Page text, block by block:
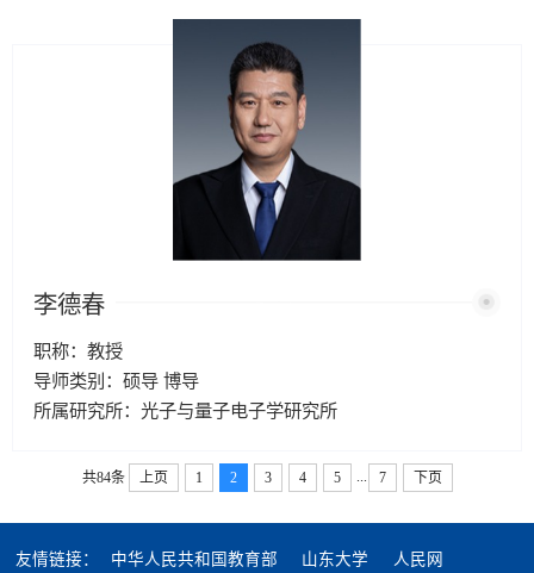
李德春
职称：教授
导师类别：硕导 博导
所属研究所：光子与量子电子学研究所
共84条 上页 1 2 3 4 5 ... 7 下页
友情链接： 中华人民共和国教育部 山东大学 人民网